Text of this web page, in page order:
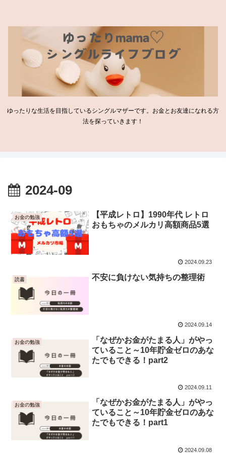
ゆったりな生活を目指しているシングルマザーです。お金とお友達になれる方
法を探っていきます！
2024-09
お金の勉強
【平成レトロ】1990年代 レトロ
おもちゃのメルカリ高額商品5選
2024.09.23
読書 不安に負けない気持ちの整理術
2024.09.14
お金の勉強
「なぜかお金がたまる人」がやっ
ていること～10年貯金ゼロのあな
たでもできる！part2
2024.09.11
お金の勉強
「なぜかお金がたまる人」がやっ
ていること～10年貯金ゼロのあな
たでもできる！part1
2024.09.08